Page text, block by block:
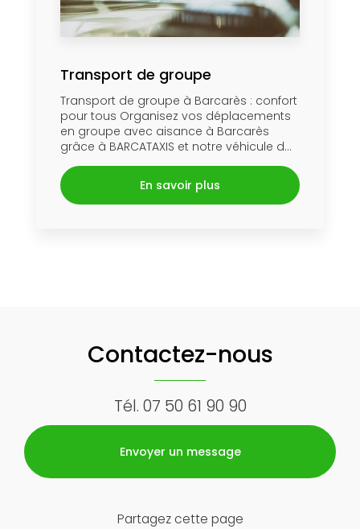
Transport de groupe
Transport de groupe à Barcarès : confort
pour tous Organisez vos déplacements
en groupe avec aisance à Barcarès
grâce à BARCATAXIS et notre véhicule d...
En savoir plus
Contactez-nous
Tél. 07 50 61 90 90
Envoyer un message
Partagez cette page